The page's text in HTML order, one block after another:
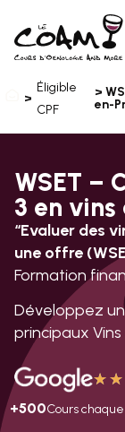
>
Éligible
CPF
>
en-
WSET –
3 en
“Evaluer des
une offre
Formation
Développez
principaux
★ ★
+500Cours